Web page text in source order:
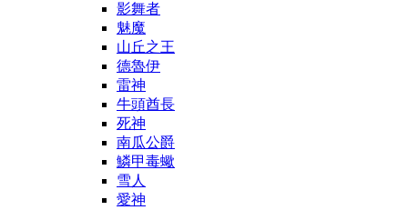
影舞者
魅魔
山丘之王
德魯伊
雷神
牛頭酋長
死神
南瓜公爵
鱗甲毒蠍
雪人
愛神